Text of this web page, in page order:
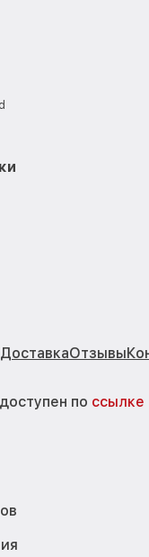
ДоставкаОтзывы
по ссылке